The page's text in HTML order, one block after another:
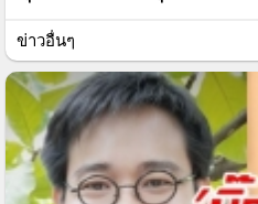
ข่าวอื่นๆ